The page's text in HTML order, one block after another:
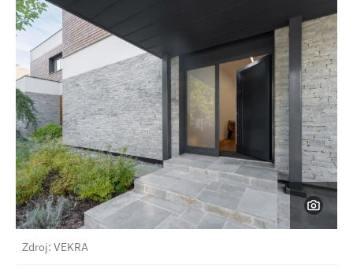
Zdroj: VEKRA